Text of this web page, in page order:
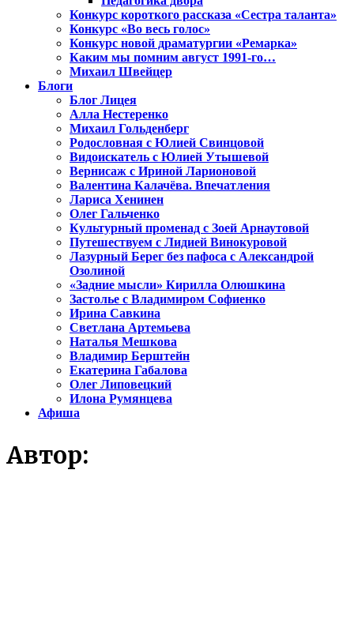
Конкурс короткого рассказа «Сестра таланта»
Конкурс «Во весь голос»
Конкурс новой драматургии «Ремарка»
Каким мы помним август 1991-го…
Михаил Швейцер
Блоги
Блог Лицея
Алла Нестеренко
Михаил Гольденберг
Родословная с Юлией Свинцовой
Видоискатель с Юлией Утышевой
Вернисаж с Ириной Ларионовой
Валентина Калачёва. Впечатления
Лариса Хенинен
Олег Гальченко
Культурный променад с Зоей Арнаутовой
Путешествуем с Лидией Винокуровой
Лазурный Берег без пафоса с Александрой
Озолиной
«Задние мысли» Кирилла Олюшкина
Застолье с Владимиром Софиенко
Ирина Савкина
Светлана Артемьева
Наталья Мешкова
Владимир Берштейн
Екатерина Габалова
Олег Липовецкий
Илона Румянцева
Афиша
Автор: